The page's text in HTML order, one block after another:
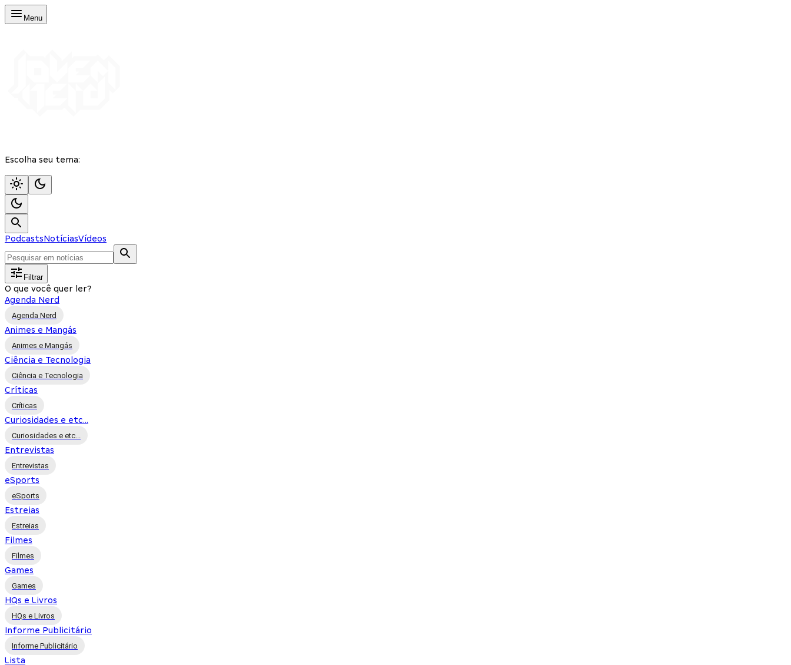
Menu
Escolha seu tema:
PodcastsNotíciasVídeos
Filtrar
O que você quer ler?
Agenda Nerd
Agenda Nerd
Animes e Mangás
Animes e Mangás
Ciência e Tecnologia
Ciência e Tecnologia
Críticas
Críticas
Curiosidades e etc...
Curiosidades e etc...
Entrevistas
Entrevistas
eSports
eSports
Estreias
Estreias
Filmes
Filmes
Games
Games
HQs e Livros
HQs e Livros
Informe Publicitário
Informe Publicitário
Lista